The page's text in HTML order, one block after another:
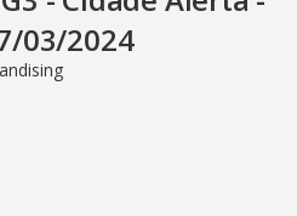
03/2024